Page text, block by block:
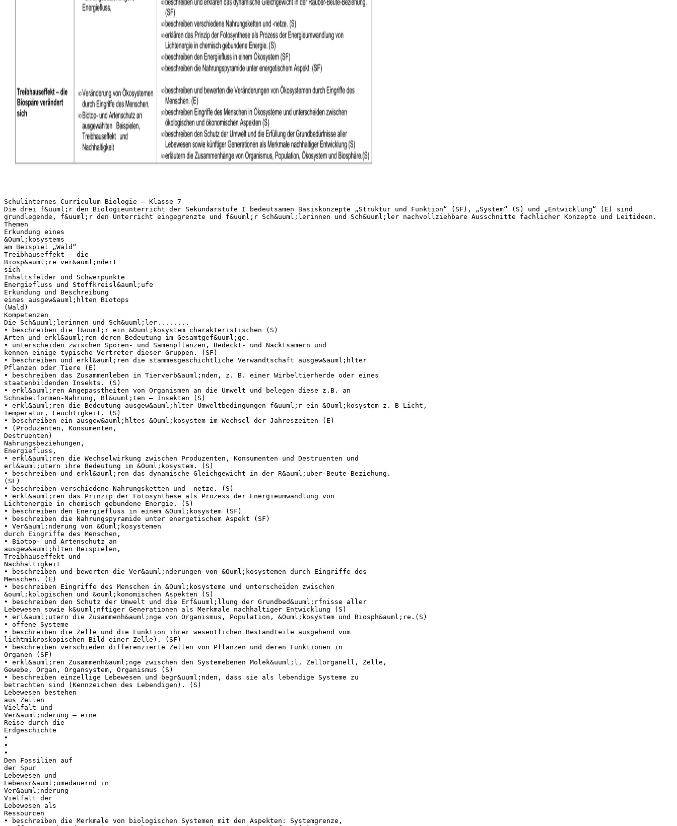
Schulinternes Curriculum Biologie – Klasse 7
Die drei f&uuml;r den Biologieunterricht der Sekundarstufe I bedeutsamen Basiskonzepte „Struktur und Funktion“ (SF), „System“ (S) und „Entwicklung“ (E) sind
grundlegende, f&uuml;r den Unterricht eingegrenzte und f&uuml;r Sch&uuml;lerinnen und Sch&uuml;ler nachvollziehbare Ausschnitte fachlicher Konzepte und Leitideen.
Themen
Erkundung eines
&Ouml;kosystems
am Beispiel „Wald“
Treibhauseffekt – die
Biosp&auml;re ver&auml;ndert
sich
Inhaltsfelder und Schwerpunkte
Energiefluss und Stoffkreisl&auml;ufe
Erkundung und Beschreibung
eines ausgew&auml;hlten Biotops
(Wald)
Kompetenzen
Die Sch&uuml;lerinnen und Sch&uuml;ler........
• beschreiben die f&uuml;r ein &Ouml;kosystem charakteristischen (S)
Arten und erkl&auml;ren deren Bedeutung im Gesamtgef&uuml;ge.
• unterscheiden zwischen Sporen- und Samenpflanzen, Bedeckt- und Nacktsamern und
kennen einige typische Vertreter dieser Gruppen. (SF)
• beschreiben und erkl&auml;ren die stammesgeschichtliche Verwandtschaft ausgew&auml;hlter
Pflanzen oder Tiere (E)
• beschreiben das Zusammenleben in Tierverb&auml;nden, z. B. einer Wirbeltierherde oder eines
staatenbildenden Insekts. (S)
• erkl&auml;ren Angepasstheiten von Organismen an die Umwelt und belegen diese z.B. an
Schnabelformen-Nahrung, Bl&uuml;ten – Insekten (S)
• erkl&auml;ren die Bedeutung ausgew&auml;hlter Umweltbedingungen f&uuml;r ein &Ouml;kosystem z. B Licht,
Temperatur, Feuchtigkeit. (S)
• beschreiben ein ausgew&auml;hltes &Ouml;kosystem im Wechsel der Jahreszeiten (E)
• (Produzenten, Konsumenten,
Destruenten)
Nahrungsbeziehungen,
Energiefluss,
• erkl&auml;ren die Wechselwirkung zwischen Produzenten, Konsumenten und Destruenten und
erl&auml;utern ihre Bedeutung im &Ouml;kosystem. (S)
• beschreiben und erkl&auml;ren das dynamische Gleichgewicht in der R&auml;uber-Beute-Beziehung.
(SF)
• beschreiben verschiedene Nahrungsketten und -netze. (S)
• erkl&auml;ren das Prinzip der Fotosynthese als Prozess der Energieumwandlung von
Lichtenergie in chemisch gebundene Energie. (S)
• beschreiben den Energiefluss in einem &Ouml;kosystem (SF)
• beschreiben die Nahrungspyramide unter energetischem Aspekt (SF)
• Ver&auml;nderung von &Ouml;kosystemen
durch Eingriffe des Menschen,
• Biotop- und Artenschutz an
ausgew&auml;hlten Beispielen,
Treibhauseffekt und
Nachhaltigkeit
• beschreiben und bewerten die Ver&auml;nderungen von &Ouml;kosystemen durch Eingriffe des
Menschen. (E)
• beschreiben Eingriffe des Menschen in &Ouml;kosysteme und unterscheiden zwischen
&ouml;kologischen und &ouml;konomischen Aspekten (S)
• beschreiben den Schutz der Umwelt und die Erf&uuml;llung der Grundbed&uuml;rfnisse aller
Lebewesen sowie k&uuml;nftiger Generationen als Merkmale nachhaltiger Entwicklung (S)
• erl&auml;utern die Zusammenh&auml;nge von Organismus, Population, &Ouml;kosystem und Biosph&auml;re.(S)
• offene Systeme
• beschreiben die Zelle und die Funktion ihrer wesentlichen Bestandteile ausgehend vom
lichtmikroskopischen Bild einer Zelle). (SF)
• beschreiben verschieden differenzierte Zellen von Pflanzen und deren Funktionen in
Organen (SF)
• erkl&auml;ren Zusammenh&auml;nge zwischen den Systemebenen Molek&uuml;l, Zellorganell, Zelle,
Gewebe, Organ, Organsystem, Organismus (S)
• beschreiben einzellige Lebewesen und begr&uuml;nden, dass sie als lebendige Systeme zu
betrachten sind (Kennzeichen des Lebendigen). (S)
Lebewesen bestehen
aus Zellen
Vielfalt und
Ver&auml;nderung – eine
Reise durch die
Erdgeschichte
•
•
•
Den Fossilien auf
der Spur
Lebewesen und
Lebensr&auml;umedauernd in
Ver&auml;nderung
Vielfalt der
Lebewesen als
Ressourcen
• beschreiben die Merkmale von biologischen Systemen mit den Aspekten: Systemgrenze,